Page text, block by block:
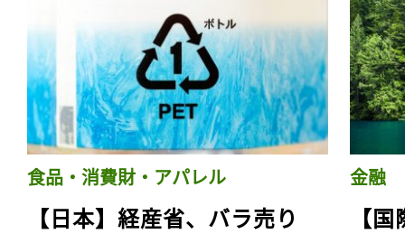
食品・消費財・アパレル
【日本】経産省、バラ売り
金融
【